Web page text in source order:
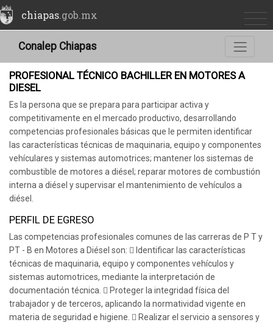
chiapas.gob.mx
Conalep Chiapas
PROFESIONAL TÉCNICO BACHILLER EN MOTORES A
DIESEL
Es la persona que se prepara para participar activa y
competitivamente en el mercado productivo, desarrollando
competencias profesionales básicas que le permiten identificar
las características técnicas de maquinaria, equipo y componentes
vehículares y sistemas automotrices; mantener los sistemas de
combustible de motores a diésel; reparar motores de combustión
interna a diésel y supervisar el mantenimiento de vehículos a
diésel.
PERFIL DE EGRESO
Las competencias profesionales comunes de las carreras de P T y
PT - B en Motores a Diésel son:  Identificar las características
técnicas de maquinaria, equipo y componentes vehículos y
sistemas automotrices, mediante la interpretación de
documentación técnica.  Proteger la integridad física del
trabajador y de terceros, aplicando la normatividad vigente en
materia de seguridad e higiene.  Realizar el servicio a sensores y